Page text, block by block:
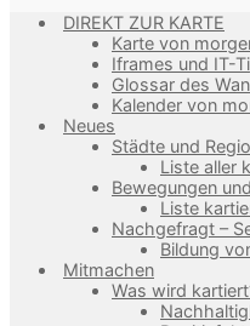
DIREKT ZUR KARTE
Karte von
Iframes und IT-
Glossar des
Kalender von
Neues
Städte und
Liste aller
Bewegungen
Liste
Nachgefragt –
Bildung
Mitmachen
Was wird